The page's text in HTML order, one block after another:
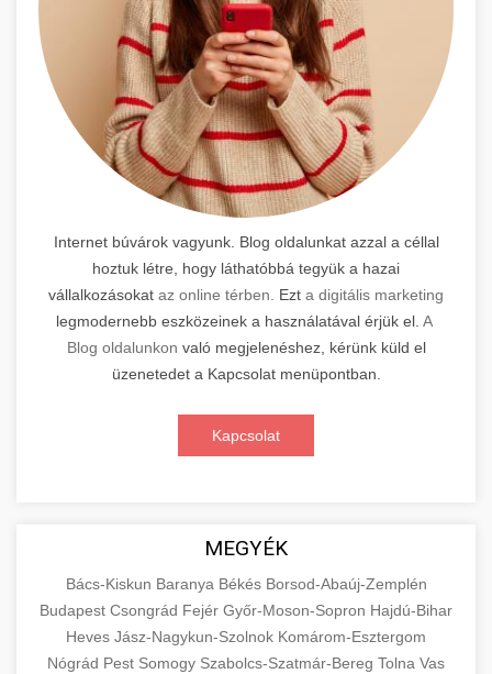
Internet búvárok vagyunk. Blog oldalunkat azzal a céllal
hoztuk létre, hogy láthatóbbá tegyük a hazai
vállalkozásokat az online térben. Ezt a digitális marketing
legmodernebb eszközeinek a használatával érjük el. A
Blog oldalunkon való megjelenéshez, kérünk küld el
üzenetedet a Kapcsolat menüpontban.
Kapcsolat
MEGYÉK
Bács-Kiskun Baranya Békés Borsod-Abaúj-Zemplén
Budapest Csongrád Fejér Győr-Moson-Sopron Hajdú-Bihar
Heves Jász-Nagykun-Szolnok Komárom-Esztergom
Nógrád Pest Somogy Szabolcs-Szatmár-Bereg Tolna Vas